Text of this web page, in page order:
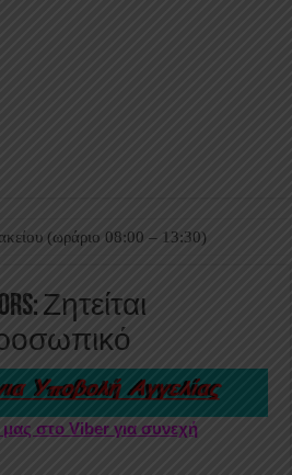
Ζητείται
στο Viber για συνεχή